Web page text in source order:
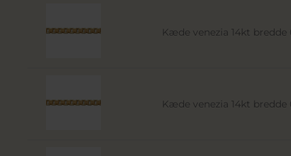
Kæde venezia 14kt
Kæde venezia 14kt